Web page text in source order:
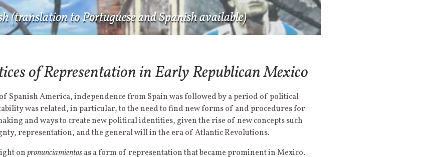
(translation to Portuguese and Spanish available)
of Representation in Early Republican Mexico
Spanish America, independence from Spain was followed by a period of political
was related, in particular, to the need to find new forms of and procedures for
and ways to create new political identities, given the rise of new concepts such
representation, and the general will in the era of Atlantic Revolutions.
onpronunciamientosas a form of representation that became prominent in Mexico.